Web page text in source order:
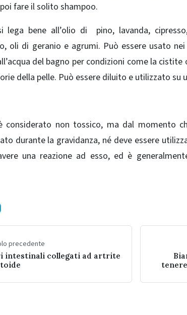
fare il solito shampoo.
lega bene all’olio di pino, lavanda,
oli di geranio e agrumi. Può essere usato
del bagno per condizioni come la
della pelle. Può essere diluito e utilizzato su
considerato non tossico, ma dal momento
durante la gravidanza, né deve essere
una reazione ad esso, ed è
precedente
intestinali collegati ad artrite